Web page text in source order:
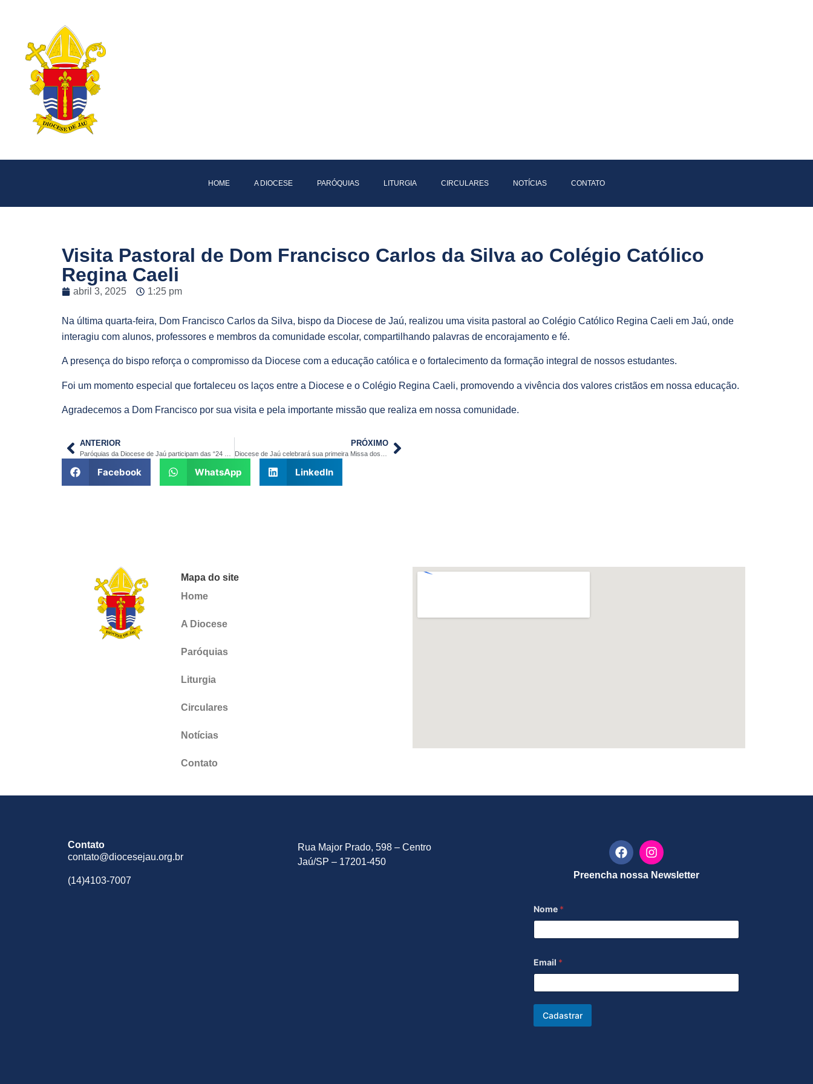
HOME A DIOCESE PARÓQUIAS LITURGIA CIRCULARES NOTÍCIAS CONTATO
Visita Pastoral de Dom Francisco Carlos da Silva ao Colégio Católico
Regina Caeli
abril 3, 2025 1:25 pm
Na última quarta-feira, Dom Francisco Carlos da Silva, bispo da Diocese de Jaú, realizou uma visita pastoral ao Colégio Católico Regina Caeli em Jaú, onde
interagiu com alunos, professores e membros da comunidade escolar, compartilhando palavras de encorajamento e fé.
A presença do bispo reforça o compromisso da Diocese com a educação católica e o fortalecimento da formação integral de nossos estudantes.
Foi um momento especial que fortaleceu os laços entre a Diocese e o Colégio Regina Caeli, promovendo a vivência dos valores cristãos em nossa educação.
Agradecemos a Dom Francisco por sua visita e pela importante missão que realiza em nossa comunidade.
ANTERIOR PRÓXIMO
Facebook WhatsApp LinkedIn
Mapa do site
Home
A Diocese
Paróquias
Liturgia
Circulares
Notícias
Contato
Contato
contato@diocesejau.org.br
(14)4103-7007
Rua Major Prado, 598 – Centro
Jaú/SP – 17201-450
Preencha nossa Newsletter
Nome *
Email *
Cadastrar